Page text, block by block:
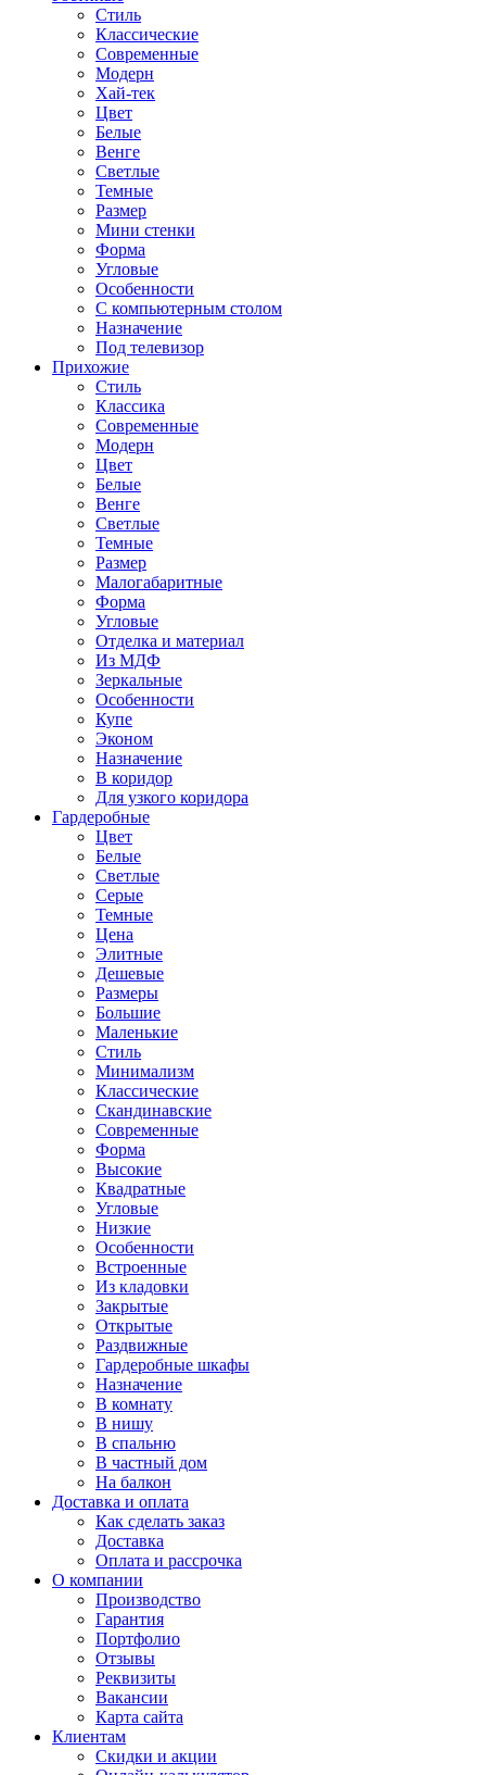
Стиль
Классические
Современные
Модерн
Хай-тек
Цвет
Белые
Венге
Светлые
Темные
Размер
Мини стенки
Форма
Угловые
Особенности
С компьютерным столом
Назначение
Под телевизор
Прихожие
Стиль
Классика
Современные
Модерн
Цвет
Белые
Венге
Светлые
Темные
Размер
Малогабаритные
Форма
Угловые
Отделка и материал
Из МДФ
Зеркальные
Особенности
Купе
Эконом
Назначение
В коридор
Для узкого коридора
Гардеробные
Цвет
Белые
Светлые
Серые
Темные
Цена
Элитные
Дешевые
Размеры
Большие
Маленькие
Стиль
Минимализм
Классические
Скандинавские
Современные
Форма
Высокие
Квадратные
Угловые
Низкие
Особенности
Встроенные
Из кладовки
Закрытые
Открытые
Раздвижные
Гардеробные шкафы
Назначение
В комнату
В нишу
В спальню
В частный дом
На балкон
Доставка и оплата
Как сделать заказ
Доставка
Оплата и рассрочка
О компании
Производство
Гарантия
Портфолио
Отзывы
Реквизиты
Вакансии
Карта сайта
Клиентам
Скидки и акции